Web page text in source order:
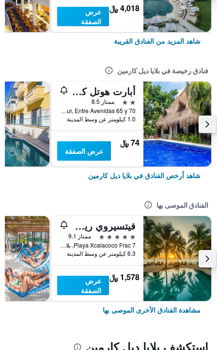
4,018 ﷼
عرض
الصفقة
شاهد المزيد من الفنادق القريبة
فنادق رخيصة في بلايا ديل كارمين
أبارت هوتل كاسايجيدو
2 نجمتين
ممتاز 8.5
Calle 3 Sur, Entre Avenidas 65 y 70, بلايا ديل كارمين, ولاية كينتانا رو, المكسيك
1.0 كيلومتر عن وسط المدينة
74 ﷼
عرض الصفقة
شاهد أرخص الفنادق في بلايا ديل كارمين
الفنادق الموصى بها
فيتسيروي ريفييرا مايا، أيه لاكشري فيلا ريزورت - لبالغين فقط
5 نجوم
ممتاز 9.1
Playa Xcalacoco Frac 7, بلايا ديل كارمين, ولاية كينتانا رو, المكسيك
6.3 كيلومتر عن وسط المدينة
1,578 ﷼
عرض
الصفقة
مشاهدة الفنادق الأخرى الموصى بها
استكشف بلايا ديل كارمين